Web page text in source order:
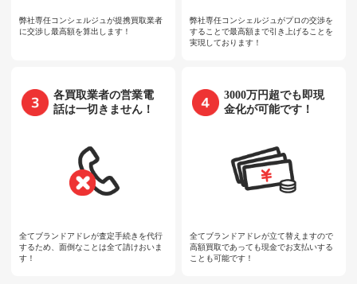
弊社専任コンシェルジュが提携買取業者
に交渉し最高額を算出します！
弊社専任コンシェルジュがプロの交渉を
することで最高額まで引き上げることを
実現しております！
各買取業者の営業電
話は一切きません！
全てブランドアドレが査定手続きを代行
するため、面倒なことは全て請けおいま
す！
3000万円超でも即現
金化が可能です！
全てブランドアドレが立て替えますので
高額買取であっても現金でお支払いする
ことも可能です！